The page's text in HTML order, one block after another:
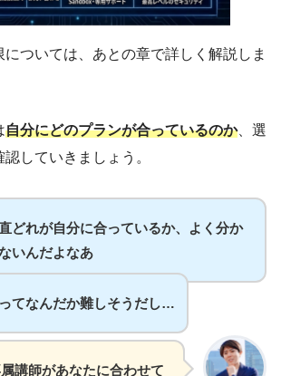
ついては、あとの章で詳しく解説しま
自分にどのプランが合っているのか、選
していきましょう。
どれが自分に合っているか、よく分か
いんだよなあ
てなんだか難しそうだし…
講師があなたに合わせて